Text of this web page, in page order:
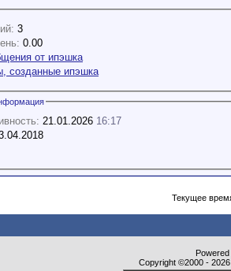
3
0.00
от ипэшка
созданные ипэшка
21.01.2026 16:17
Текущее
Copyright ©2000 -